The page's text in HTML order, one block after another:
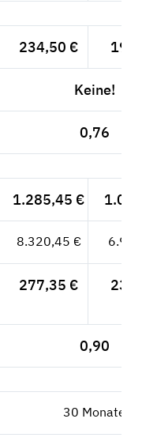
234,50 €
Keine!
0,76
1.285,45 €
8.320,45 €
277,35 €
0,90
30 Monate